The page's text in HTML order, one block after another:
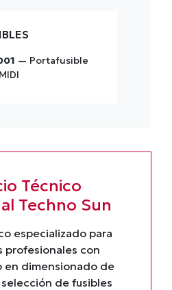
— Portafusible
Técnico
Techno Sun
especializado para
profesionales con
en dimensionado de
de fusibles